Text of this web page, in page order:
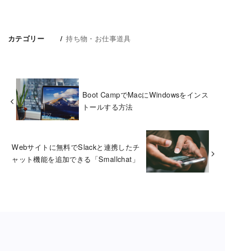
カテゴリー 持ち物・お仕事道具
Boot CampでMacにWindowsをインス
トールする方法
Webサイトに無料でSlackと連携したチ
ャット機能を追加できる「Smallchat」